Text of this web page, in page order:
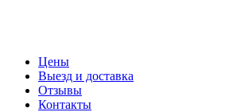
Цены
Выезд и доставка
Отзывы
Контакты